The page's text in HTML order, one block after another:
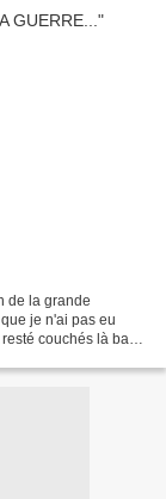
de la grande
je n'ai pas eu
couchés là bas